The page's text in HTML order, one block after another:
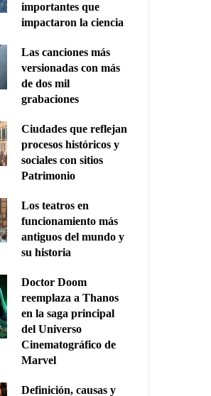
importantes que
impactaron la ciencia
Las canciones más
versionadas con más
de dos mil
grabaciones
Ciudades que reflejan
procesos históricos y
sociales con sitios
Patrimonio
Los teatros en
funcionamiento más
antiguos del mundo y
su historia
Doctor Doom
reemplaza a Thanos
en la saga principal
del Universo
Cinematográfico de
Marvel
Definición, causas y